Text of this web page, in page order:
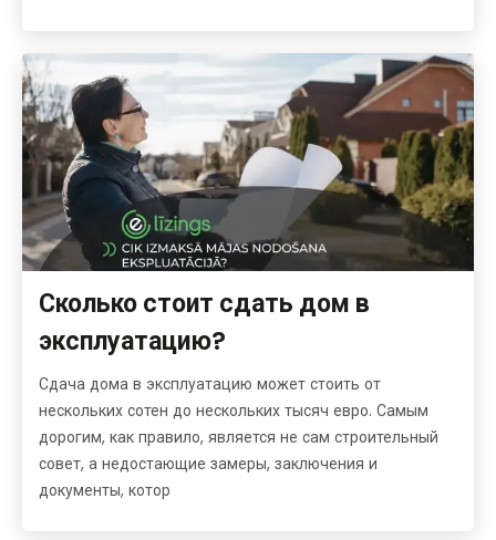
Сколько стоит сдать дом в
эксплуатацию?
Сдача дома в эксплуатацию может стоить от
нескольких сотен до нескольких тысяч евро. Самым
дорогим, как правило, является не сам строительный
совет, а недостающие замеры, заключения и
документы, котор